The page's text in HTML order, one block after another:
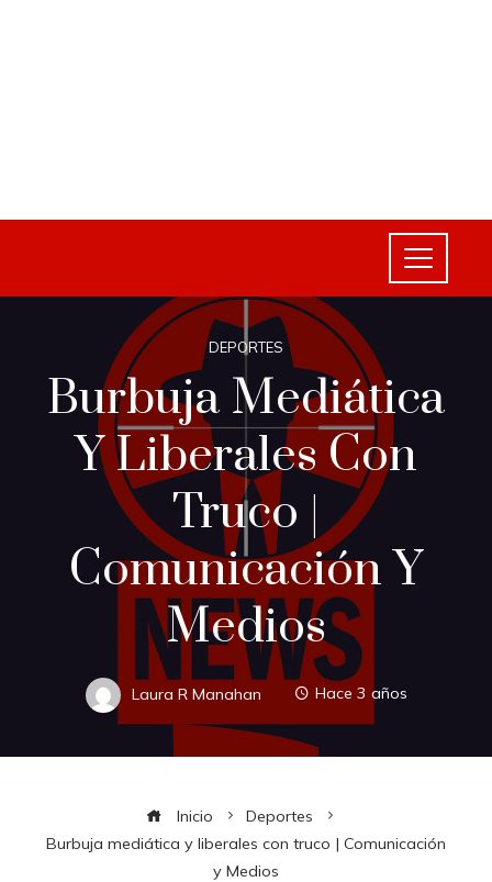
DEPORTES
Burbuja Mediática
Y Liberales Con
Truco |
Comunicación Y
Medios
Laura R Manahan Hace 3 años
Inicio
Deportes
Burbuja mediática y liberales con truco | Comunicación
y Medios